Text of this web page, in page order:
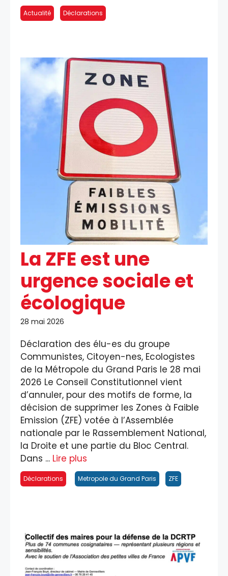
Actualité Déclarations
La ZFE est une
urgence sociale et
écologique
28 mai 2026
Déclaration des élu-es du groupe
Communistes, Citoyen-nes, Ecologistes
de la Métropole du Grand Paris le 28 mai
2026 Le Conseil Constitutionnel vient
d’annuler, pour des motifs de forme, la
décision de supprimer les Zones à Faible
Emission (ZFE) votée à l’Assemblée
nationale par le Rassemblement National,
la Droite et une partie du Bloc Central.
Dans ... Lire plus
Déclarations Metropole du Grand Paris ZFE